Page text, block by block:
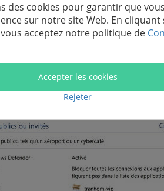
des cookies pour garantir que
sur notre site Web. En cliquant
vous acceptez notre politique de
Accepter les cookies
Rejeter